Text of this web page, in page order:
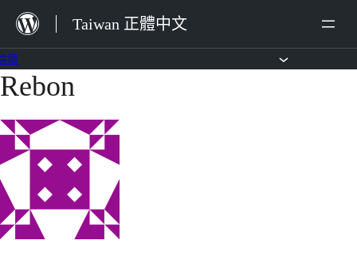
主
要
容
Taiwan 正體中文
壇
跳
主
內
容
Rebon